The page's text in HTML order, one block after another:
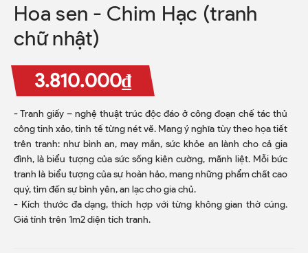
Hoa sen - Chim Hạc (tranh
chữ nhật)
3.810.000₫
- Tranh giấy – nghệ thuật trúc độc đáo ở công đoạn chế tác thủ
công tinh xảo, tinh tế từng nét vẽ. Mang ý nghĩa tùy theo họa tiết
trên tranh: như bình an, may mắn, sức khỏe an lành cho cả gia
đình, là biểu tượng của sức sống kiên cường, mãnh liệt. Mỗi bức
tranh là biểu tượng của sự hoàn hảo, mang những phẩm chất cao
quý, tìm đến sự bình yên, an lạc cho gia chủ.
- Kích thước đa dạng, thích hợp với từng không gian thờ cúng.
Giá tính trên 1m2 diện tích tranh.